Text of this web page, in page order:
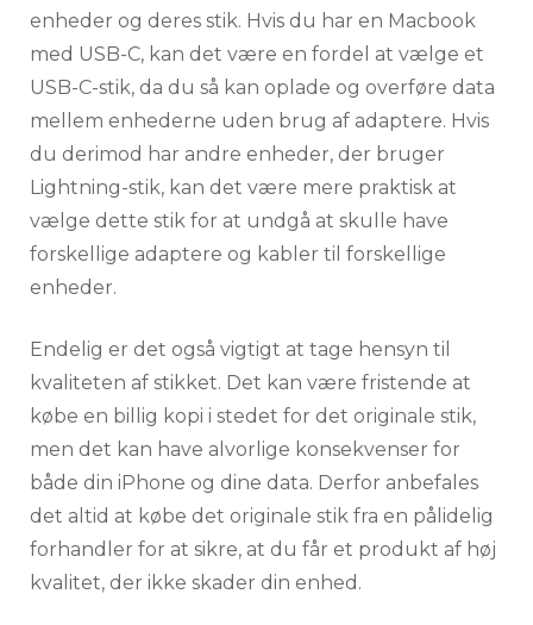
enheder og deres stik. Hvis du har en Macbook
med USB-C, kan det være en fordel at vælge et
USB-C-stik, da du så kan oplade og overføre data
mellem enhederne uden brug af adaptere. Hvis
du derimod har andre enheder, der bruger
Lightning-stik, kan det være mere praktisk at
vælge dette stik for at undgå at skulle have
forskellige adaptere og kabler til forskellige
enheder.
Endelig er det også vigtigt at tage hensyn til
kvaliteten af stikket. Det kan være fristende at
købe en billig kopi i stedet for det originale stik,
men det kan have alvorlige konsekvenser for
både din iPhone og dine data. Derfor anbefales
det altid at købe det originale stik fra en pålidelig
forhandler for at sikre, at du får et produkt af høj
kvalitet, der ikke skader din enhed.